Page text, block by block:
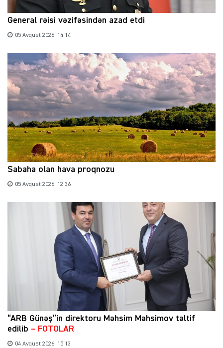
General rəisi vəzifəsindən azad etdi
05 Avqust 2026, 14:14
Sabaha olan hava proqnozu
05 Avqust 2026, 12:36
“ARB Günəş”in direktoru Məhsim Məhsimov təltif
edilib – FOTOLAR
04 Avqust 2026, 15:13